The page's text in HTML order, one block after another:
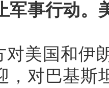
军事行动。
对美国和伊
，对巴基斯